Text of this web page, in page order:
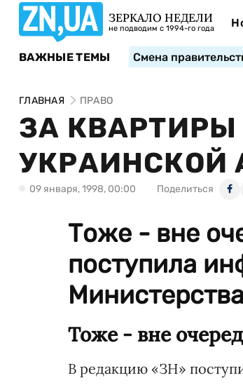
ЗЕРКАЛО НЕДЕЛИ
не подводим с 1994-го года
ВАЖНЫЕ ТЕМЫ Смена
ГЛАВНАЯ ПРАВО
ЗА КВАРТИРЫ
УКРАИНСКОЙ
09 января, 1998, 00:00 Поделиться
Тоже - вне
поступила
Тоже - вне
В редакцию «ЗН»